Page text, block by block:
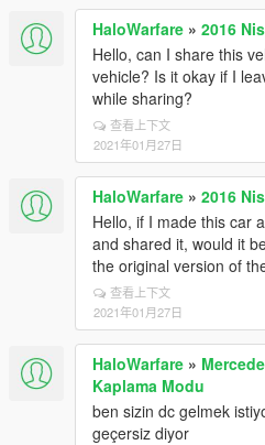
HaloWarfare » 2016
Hello, can I share this
vehicle? Is it okay if I
while sharing?
查看上下文
2021年01月27日
HaloWarfare » 2016
Hello, if I made this car
and shared it, would it
the original version of
查看上下文
2021年01月27日
HaloWarfare »
Kaplama Modu
ben sizin dc gelmek
geçersiz diyor